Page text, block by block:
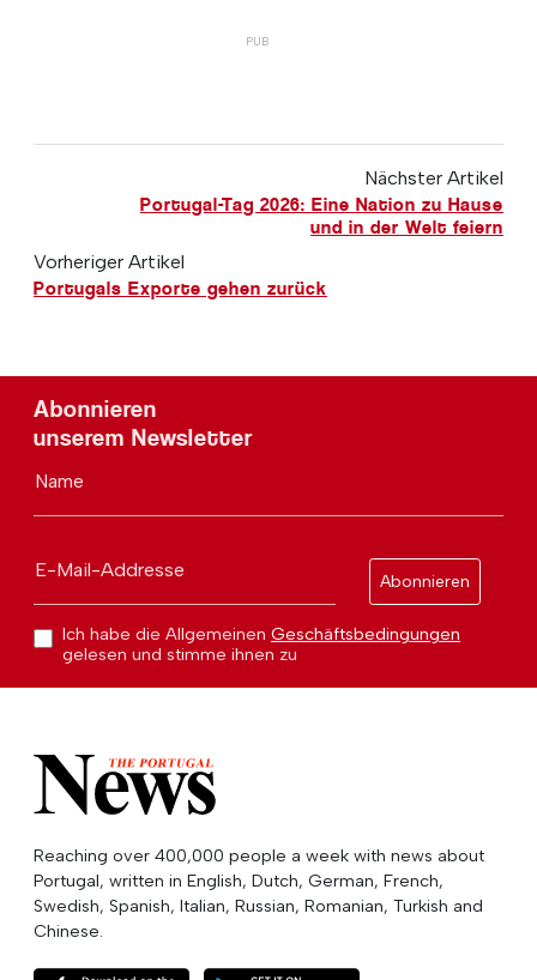
Nächster Artikel
Portugal-Tag 2026: Eine Nation zu Hause
und in der Welt feiern
Vorheriger Artikel
Portugals Exporte gehen zurück
Abonnieren
unserem Newsletter
Name
E-Mail-Addresse
Abonnieren
Ich habe die Allgemeinen Geschäftsbedingungen
gelesen und stimme ihnen zu
Reaching over 400,000 people a week with news about
Portugal, written in English, Dutch, German, French,
Swedish, Spanish, Italian, Russian, Romanian, Turkish and
Chinese.